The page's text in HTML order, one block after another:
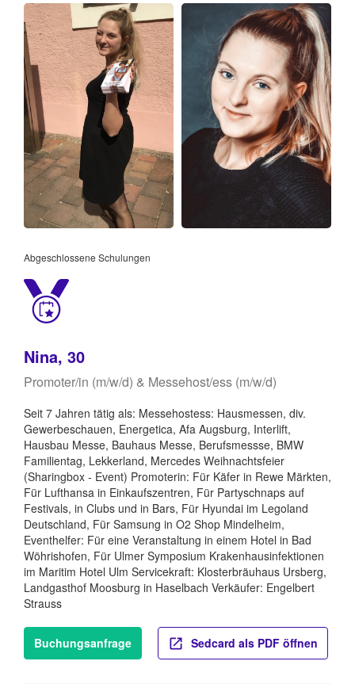
Abgeschlossene Schulungen
Nina, 30
Promoter/in (m/w/d) & Messehost/ess (m/w/d)
Seit 7 Jahren tätig als: Messehostess: Hausmessen, div.
Gewerbeschauen, Energetica, Afa Augsburg, Interlift,
Hausbau Messe, Bauhaus Messe, Berufsmessse, BMW
Familientag, Lekkerland, Mercedes Weihnachtsfeier
(Sharingbox - Event) Promoterin: Für Käfer in Rewe Märkten,
Für Lufthansa in Einkaufszentren, Für Partyschnaps auf
Festivals, in Clubs und in Bars, Für Hyundai im Legoland
Deutschland, Für Samsung in O2 Shop Mindelheim,
Eventhelfer: Für eine Veranstaltung in einem Hotel in Bad
Wöhrishofen, Für Ulmer Symposium Krakenhausinfektionen
im Maritim Hotel Ulm Servicekraft: Klosterbräuhaus Ursberg,
Landgasthof Moosburg in Haselbach Verkäufer: Engelbert
Strauss
Buchungsanfrage Sedcard als PDF öffnen